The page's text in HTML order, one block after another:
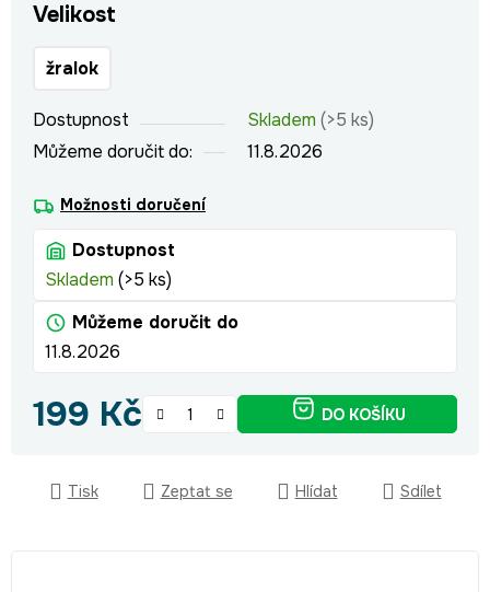
Velikost
žralok
Dostupnost Skladem (>5 ks)
Můžeme doručit do:
11.8.2026
Možnosti doručení
Dostupnost
Skladem (>5 ks)
Můžeme doručit do
11.8.2026
199 Kč DO KOŠÍKU
Tisk Zeptat se Hlídat Sdílet